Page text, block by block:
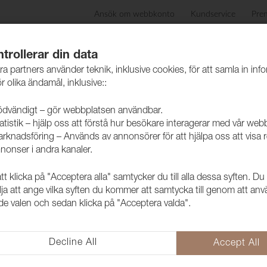
Ansök om webbkonto Kundservice
Produkter Skötselråd
Tyg Garden
white
1273345
Dynväv Garden Jacquard är
din data
partners använder teknik, inklusive cookies, för att samla in
olika ändamål, inklusive::
– gör webbplatsen användbar.
– hjälp oss att förstå hur besökare interagerar med vår
– Används av annonsörer för att hjälpa oss att visa
i andra kanaler.
klicka på "Acceptera alla" samtycker du till alla dessa syften. Du
att ange vilka syften du kommer att samtycka till genom att
valen och sedan klicka på "Acceptera valda".
Decline All Accept All